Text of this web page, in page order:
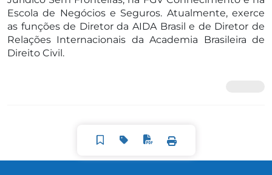
Escola de Negócios e Seguros. Atualmente, exerce
as funções de Diretor da AIDA Brasil e de Diretor de
Relações Internacionais da Academia Brasileira de
Direito Civil.